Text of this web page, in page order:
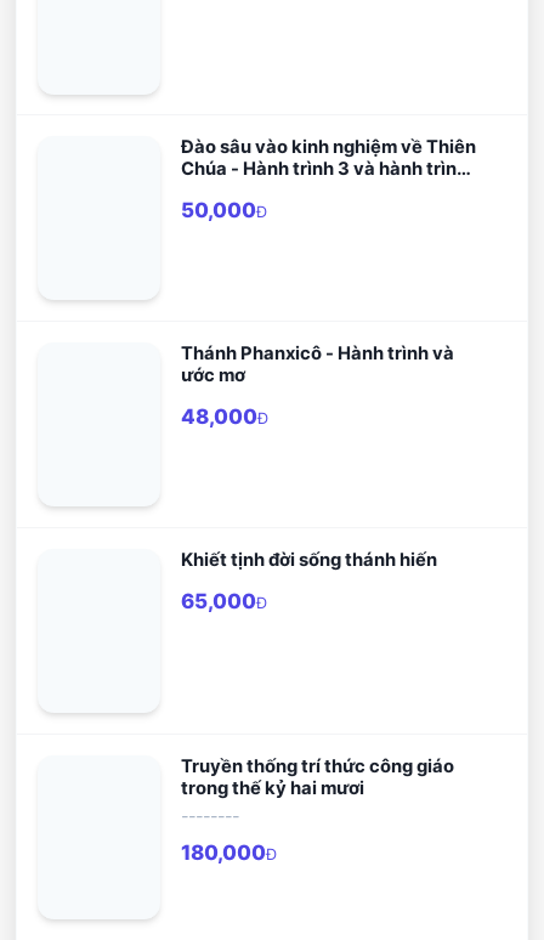
Đào sâu vào kinh nghiệm về Thiên
Chúa - Hành trình 3 và hành trình
50,000Đ
Thánh Phanxicô - Hành trình và
ước mơ
48,000Đ
Khiết tịnh đời sống thánh hiến
65,000Đ
Truyền thống trí thức công giáo
trong thế kỷ hai mươi
--------
180,000Đ